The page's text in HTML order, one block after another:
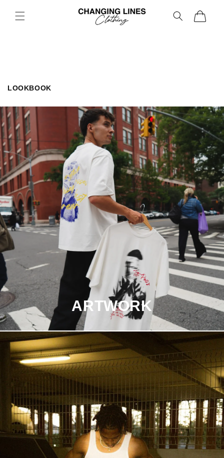
zum
Inhalt
Warenkorb
LOOKBOOK
ARTWORK